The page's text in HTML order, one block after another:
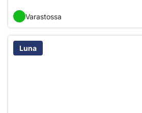
Varastossa
Luna